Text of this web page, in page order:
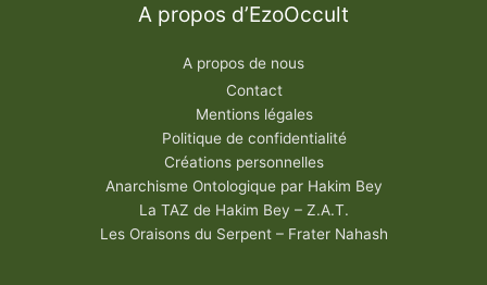
A propos d’EzoOccult
A propos de nous
Contact
Mentions légales
Politique de confidentialité
Créations personnelles
Anarchisme Ontologique par Hakim Bey
La TAZ de Hakim Bey – Z.A.T.
Les Oraisons du Serpent – Frater Nahash